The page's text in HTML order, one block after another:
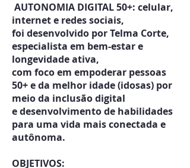
AUTONOMIA DIGITAL 50+: celular,
internet e redes sociais,
foi desenvolvido por Telma Corte,
especialista em bem-estar e
longevidade ativa,
com foco em empoderar pessoas
50+ e da melhor idade (idosas) por
meio da inclusão digital
e desenvolvimento de habilidades
para uma vida mais conectada e
autônoma.
OBJETIVOS: